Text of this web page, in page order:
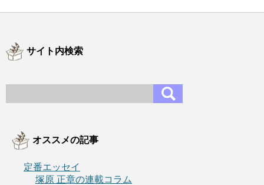
サイト内検索
オススメの記事
定番エッセイ
塚原 正章の連載コラム